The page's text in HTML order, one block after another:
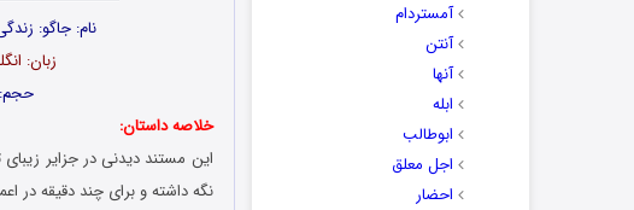
آمستردام
آنتن
آنها
ابله
ابوطالب
اجل معلق
احضار
نام: جاگو:
زبان: انگلیسی | مدت
حجم:
خلاصه داستان:
نگه داشته و برای چند دقیقه در